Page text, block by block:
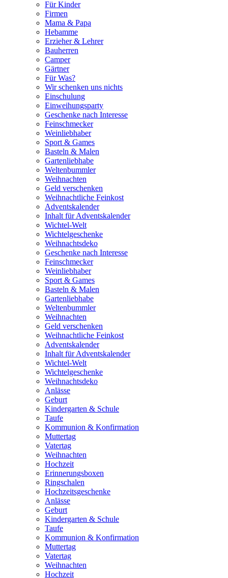
Für Kinder
Firmen
Mama & Papa
Hebamme
Erzieher & Lehrer
Bauherren
Camper
Gärtner
Für Was?
Wir schenken uns nichts
Einschulung
Einweihungsparty
Geschenke nach Interesse
Feinschmecker
Weinliebhaber
Sport & Games
Basteln & Malen
Gartenliebhabe
Weltenbummler
Weihnachten
Geld verschenken
Weihnachtliche Feinkost
Adventskalender
Inhalt für Adventskalender
Wichtel-Welt
Wichtelgeschenke
Weihnachtsdeko
Geschenke nach Interesse
Feinschmecker
Weinliebhaber
Sport & Games
Basteln & Malen
Gartenliebhabe
Weltenbummler
Weihnachten
Geld verschenken
Weihnachtliche Feinkost
Adventskalender
Inhalt für Adventskalender
Wichtel-Welt
Wichtelgeschenke
Weihnachtsdeko
Anlässe
Geburt
Kindergarten & Schule
Taufe
Kommunion & Konfirmation
Muttertag
Vatertag
Weihnachten
Hochzeit
Erinnerungsboxen
Ringschalen
Hochzeitsgeschenke
Anlässe
Geburt
Kindergarten & Schule
Taufe
Kommunion & Konfirmation
Muttertag
Vatertag
Weihnachten
Hochzeit